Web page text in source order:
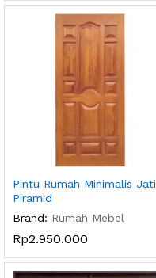
Pintu Rumah Minimalis Jati
Piramid
Brand: Rumah Mebel
Rp2.950.000